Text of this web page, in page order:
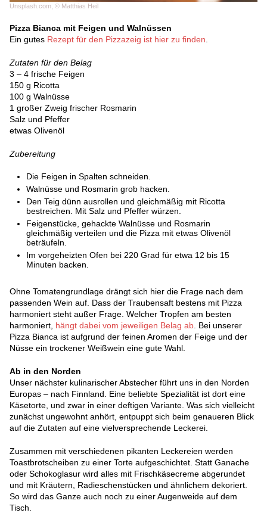
Unsplash.com, © Matthias Heil
Pizza Bianca mit Feigen und Walnüssen
Ein gutes Rezept für den Pizzazeig ist hier zu finden.
Zutaten für den Belag
3 – 4 frische Feigen
150 g Ricotta
100 g Walnüsse
1 großer Zweig frischer Rosmarin
Salz und Pfeffer
etwas Olivenöl
Zubereitung
Die Feigen in Spalten schneiden.
Walnüsse und Rosmarin grob hacken.
Den Teig dünn ausrollen und gleichmäßig mit Ricotta
bestreichen. Mit Salz und Pfeffer würzen.
Feigenstücke, gehackte Walnüsse und Rosmarin
gleichmäßig verteilen und die Pizza mit etwas Olivenöl
beträufeln.
Im vorgeheizten Ofen bei 220 Grad für etwa 12 bis 15
Minuten backen.
Ohne Tomatengrundlage drängt sich hier die Frage nach dem
passenden Wein auf. Dass der Traubensaft bestens mit Pizza
harmoniert steht außer Frage. Welcher Tropfen am besten
harmoniert, hängt dabei vom jeweiligen Belag ab. Bei unserer
Pizza Bianca ist aufgrund der feinen Aromen der Feige und der
Nüsse ein trockener Weißwein eine gute Wahl.
Ab in den Norden
Unser nächster kulinarischer Abstecher führt uns in den Norden
Europas – nach Finnland. Eine beliebte Spezialität ist dort eine
Käsetorte, und zwar in einer deftigen Variante. Was sich vielleicht
zunächst ungewohnt anhört, entpuppt sich beim genaueren Blick
auf die Zutaten auf eine vielversprechende Leckerei.
Zusammen mit verschiedenen pikanten Leckereien werden
Toastbrotscheiben zu einer Torte aufgeschichtet. Statt Ganache
oder Schokoglasur wird alles mit Frischkäsecreme abgerundet
und mit Kräutern, Radieschenstücken und ähnlichem dekoriert.
So wird das Ganze auch noch zu einer Augenweide auf dem
Tisch.